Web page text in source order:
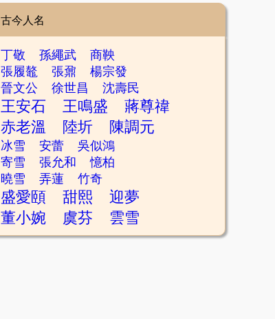
古今人名
丁敬 孫繩武
商鞅
張履鼇
張鼐
楊宗發
晉文公
徐世昌 沈壽民
王安石 王鳴盛
蔣尊禕
赤老溫
陸圻 陳調元
冰雪 安蕾
吳似鴻
寄雪
張允和
憶柏
曉雪
弄蓮 竹奇
盛愛頤 甜熙
迎夢
董小婉
虞芬 雲雪